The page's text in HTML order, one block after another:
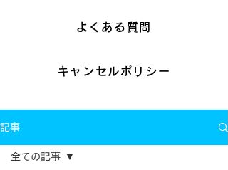
よくある質問
キャンセルポリシー
記事
全ての記事